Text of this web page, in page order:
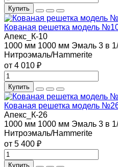
Купить
Кованая решетка модель
Апекс_К-10
1000 мм 1000 мм Эмаль 3 в
Нитроэмаль/Hammerite
от 4 010 ₽
Купить
Кованая решетка модель
Апекс_К-26
1000 мм 1000 мм Эмаль 3 в
Нитроэмаль/Hammerite
от 5 400 ₽
Купить